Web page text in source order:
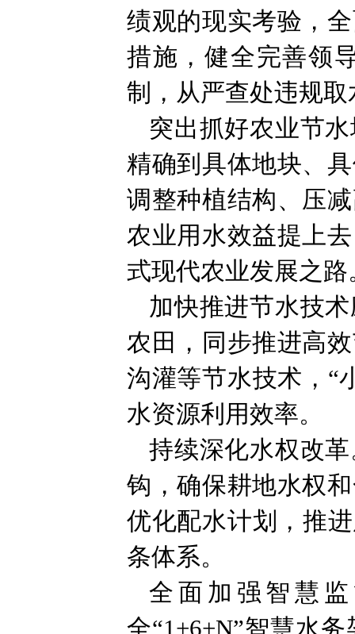
绩观的现实考验，
措施，健全完善领
制，从严查处违规
突出抓好农业节
精确到具体地块、
调整种植结构、压
农业用水效益提上
式现代农业发展之路
加快推进节水技
农田，同步推进高
沟灌等节水技术，“
水资源利用效率。
持续深化水权改
钩，确保耕地水权
优化配水计划，推
条体系。
全面加强智慧
全“1+6+N”智慧水